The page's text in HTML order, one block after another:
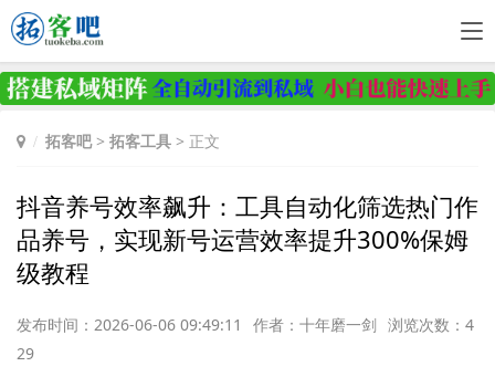
拓客吧> 拓客工具 > 正文
抖音养号效率飙升：工具自动化筛选热门作
品养号，实现新号运营效率提升300%保姆
级教程
发布时间：2026-06-06 09:49:11 作者：十年磨一剑 浏览次数：4
29